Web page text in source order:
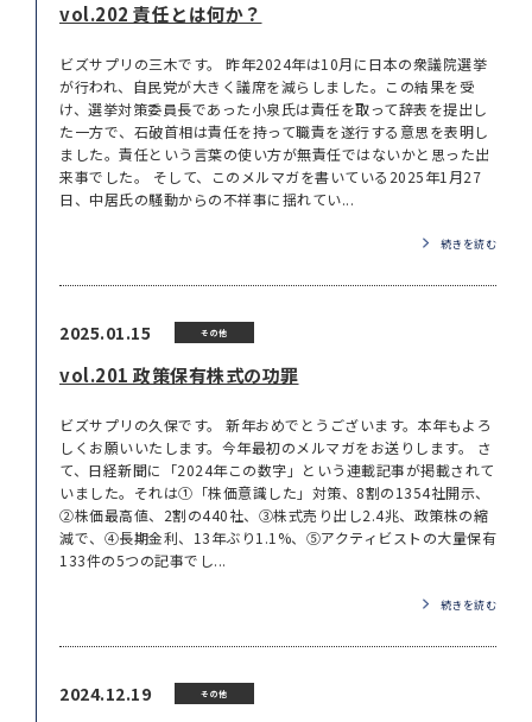
vol.202 責任とは何か？
ビズサプリの三木です。 昨年2024年は10月に日本の衆議院選挙
が行われ、自民党が大きく議席を減らしました。この結果を受
け、選挙対策委員長であった小泉氏は責任を取って辞表を提出し
た一方で、石破首相は責任を持って職責を遂行する意思を表明し
ました。責任という言葉の使い方が無責任ではないかと思った出
来事でした。 そして、このメルマガを書いている2025年1月27
日、中居氏の騒動からの不祥事に揺れてい...
続きを読む
2025.01.15 その他
vol.201 政策保有株式の功罪
ビズサプリの久保です。 新年おめでとうございます。本年もよろ
しくお願いいたします。今年最初のメルマガをお送りします。 さ
て、日経新聞に「2024年この数字」という連載記事が掲載されて
いました。それは①「株価意識した」対策、8割の1354社開示、
②株価最高値、2割の440社、③株式売り出し2.4兆、政策株の縮
減で、④長期金利、13年ぶり1.1%、⑤アクティビストの大量保有
133件の5つの記事でし...
続きを読む
2024.12.19 その他